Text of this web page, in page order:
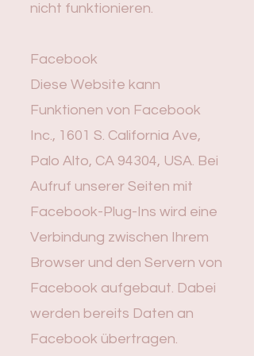
nicht funktionieren.
Facebook
Diese Website kann
Funktionen von Facebook
Inc., 1601 S. California Ave,
Palo Alto, CA 94304, USA. Bei
Aufruf unserer Seiten mit
Facebook-Plug-Ins wird eine
Verbindung zwischen Ihrem
Browser und den Servern von
Facebook aufgebaut. Dabei
werden bereits Daten an
Facebook übertragen.